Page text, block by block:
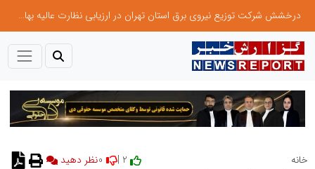
درخشش شرکت توزیع نیروی برق استان تهران در ارزیابی نظارت عالیه بهام توانیر
خانه